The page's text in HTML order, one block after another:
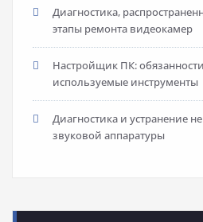
Диагностика,
этапы ремонта видеокамер
Настройщик ПК:
используемые инструменты
Диагностика и устранение
звуковой аппаратуры